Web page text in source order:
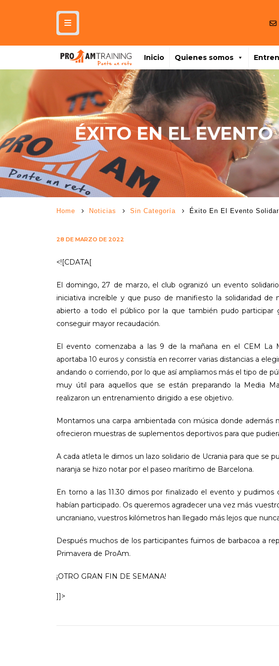
Inicio Quienes somos
ÉXITO EN EL
Home Noticias Sin Categoría Éxito En El Evento
28 DE MARZO DE 2022
<![CDATA[
El domingo, 27 de marzo, el club ogranizó un evento
iniciativa increíble y que puso de manifiesto la solidaridad
abierto a todo el público por la que también pudo
conseguir mayor recaudación.
El evento comenzaba a las 9 de la mañana en el CEM La
aportaba 10 euros y consistía en recorrer varias distancias a
andando o corriendo, por lo que así ampliamos más el tipo de
muy útil para aquellos que se están preparando la Media
realizaron un entrenamiento dirigido a ese objetivo.
Montamos una carpa ambientada con música donde además
ofrecieron muestras de suplementos deportivos para que
A cada atleta le dimos un lazo solidario de Ucrania para que se
naranja se hizo notar por el paseo marítimo de Barcelona.
En torno a las 11.30 dimos por finalizado el evento y pudimos
habían participado. Os queremos agradecer una vez más
uncraniano, vuestros kilómetros han llegado más lejos que
Después muchos de los participantes fuimos de barbacoa a
Primavera de ProAm.
¡OTRO GRAN FIN DE SEMANA!
]]>